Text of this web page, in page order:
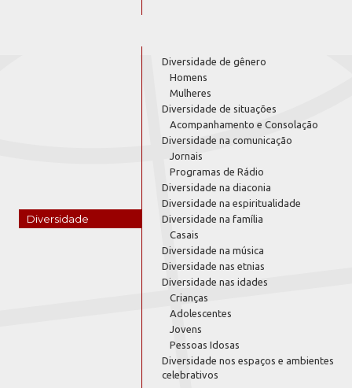
Diversidade
Diversidade de gênero
Homens
Mulheres
Diversidade de situações
Acompanhamento e Consolação
Diversidade na comunicação
Jornais
Programas de Rádio
Diversidade na diaconia
Diversidade na espiritualidade
Diversidade na família
Casais
Diversidade na música
Diversidade nas etnias
Diversidade nas idades
Crianças
Adolescentes
Jovens
Pessoas Idosas
Diversidade nos espaços e ambientes
celebrativos